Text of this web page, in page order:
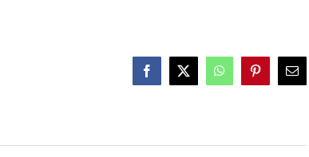
Facebook
X WhatsAppPinterest
E-
Mail